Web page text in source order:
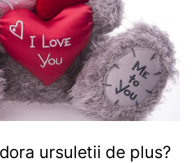
ursuletii de plus?